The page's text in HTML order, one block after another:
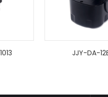
JJY-DA-12ER